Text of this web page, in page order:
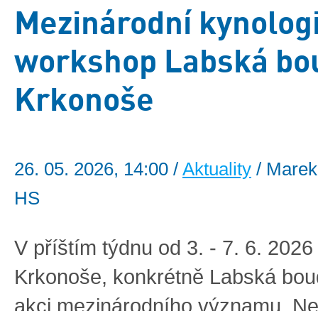
Mezinárodní
workshop Labská
Krkonoše
26. 05. 2026, 14:00 / Aktuality /
HS
V příštím týdnu od 3. - 7. 6. 2026
Krkonoše, konkrétně Labská
akci mezinárodního významu.